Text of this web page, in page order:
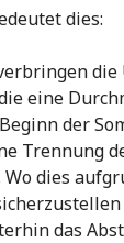
dies:
eine
der
Trennung
dies
das